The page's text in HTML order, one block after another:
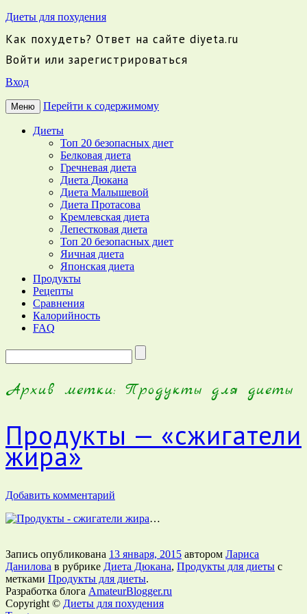
Диеты для похудения
Как похудеть? Ответ на сайте diyeta.ru
Войти или зарегистрироваться
Вход
Меню Перейти к содержимому
Диеты
Топ 20 безопасных диет
Белковая диета
Гречневая диета
Диета Дюкана
Диета Малышевой
Диета Протасова
Кремлевская диета
Лепестковая диета
Топ 20 безопасных диет
Яичная диета
Японская диета
Продукты
Рецепты
Сравнения
Калорийность
FAQ
Запрос
для
Архив метки: Продукты для диеты
Продукты — «сжигатели
жира»
Добавить комментарий
…
Запись опубликована 13 января, 2015 автором Лариса
Данилова в рубрике Диета Дюкана, Продукты для диеты с
метками Продукты для диеты.
Разработка блога AmateurBlogger.ru
Copyright © Диеты для похудения